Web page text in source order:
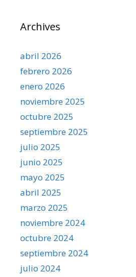
Archives
abril 2026
febrero 2026
enero 2026
noviembre 2025
octubre 2025
septiembre 2025
julio 2025
junio 2025
mayo 2025
abril 2025
marzo 2025
noviembre 2024
octubre 2024
septiembre 2024
julio 2024